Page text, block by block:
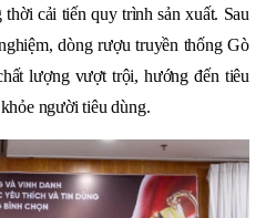
cải tiến quy trình sản xuất. Sau
dòng rượu truyền thống Gò
lượng vượt trội, hướng đến tiêu
người tiêu dùng.